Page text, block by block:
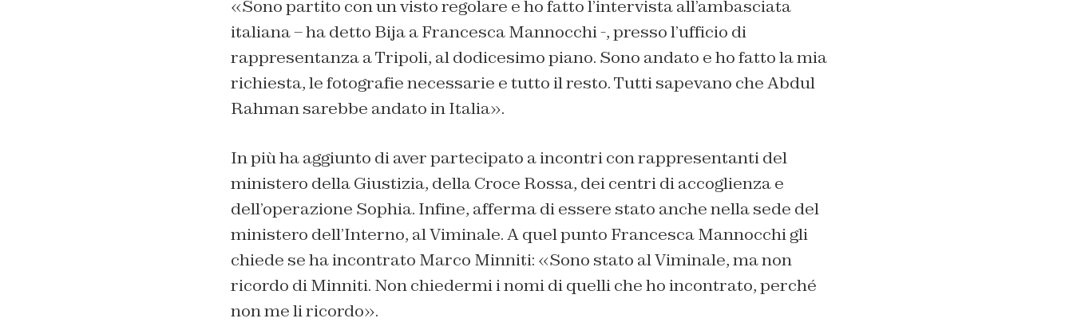
«Sono partito con un visto regolare e ho fatto l’intervista all’ambasciata
italiana – ha detto Bija a Francesca Mannocchi -, presso l’ufficio di
rappresentanza a Tripoli, al dodicesimo piano. Sono andato e ho fatto la mia
richiesta, le fotografie necessarie e tutto il resto. Tutti sapevano che Abdul
Rahman sarebbe andato in Italia».
In più ha aggiunto di aver partecipato a incontri con rappresentanti del
ministero della Giustizia, della Croce Rossa, dei centri di accoglienza e
dell’operazione Sophia. Infine, afferma di essere stato anche nella sede del
ministero dell’Interno, al Viminale. A quel punto Francesca Mannocchi gli
chiede se ha incontrato Marco Minniti: «Sono stato al Viminale, ma non
ricordo di Minniti. Non chiedermi i nomi di quelli che ho incontrato, perché
non me li ricordo».